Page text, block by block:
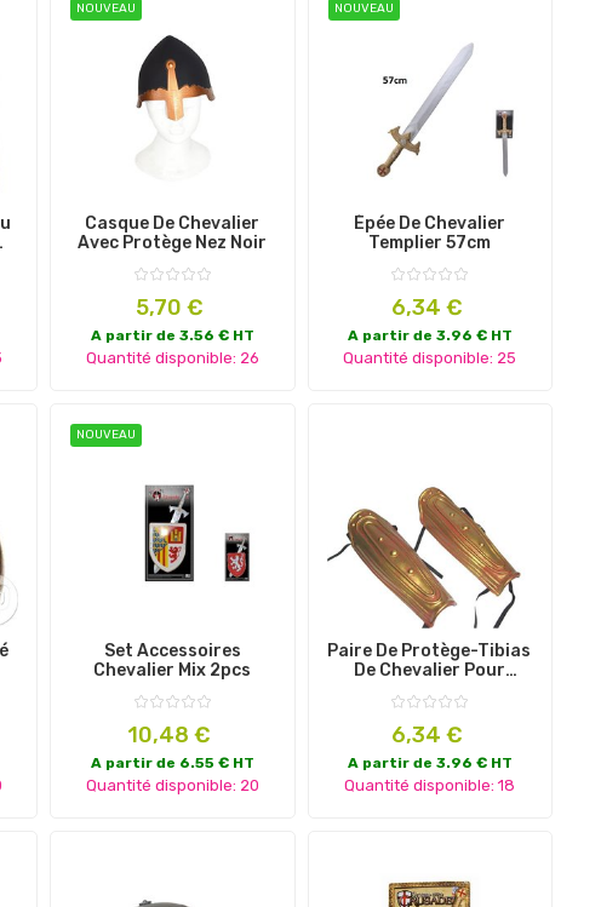
NOUVEAU
Casque De Chevalier
Avec Protège Nez Noir
Prix
5,70 €
A partir de 3.56 € HT
Quantité disponible: 26
NOUVEAU
Épée De Chevalier
Templier 57cm
Prix
6,34 €
A partir de 3.96 € HT
Quantité disponible: 25
NOUVEAU
Set Accessoires
Chevalier Mix 2pcs
Prix
10,48 €
A partir de 6.55 € HT
Quantité disponible: 20
Paire De Protège-Tibias
De Chevalier Pour
Prix
6,34 €
A partir de 3.96 € HT
Quantité disponible: 18